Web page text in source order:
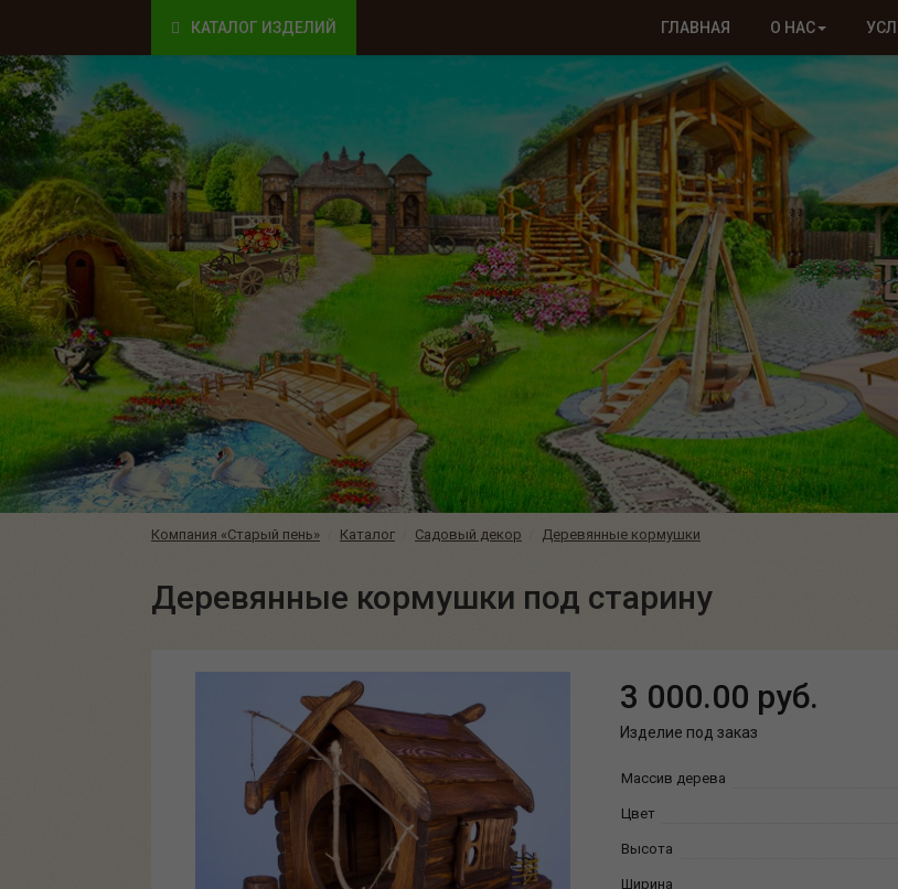
КАТАЛОГ ИЗДЕЛИЙ О НАС
ГЛАВНАЯ
Компания «Старый пень» Каталог Садовый декор Деревянные кормушки
Деревянные кормушки под старину
3 000.00 руб.
Изделие под заказ
Массив дерева
Цвет
Высота
Ширина